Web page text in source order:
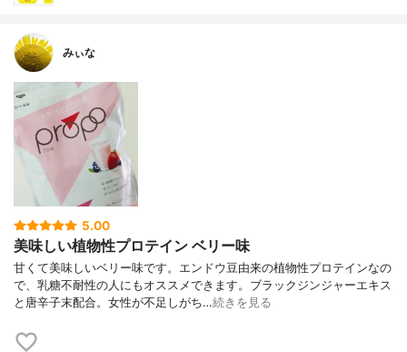
みぃな
5.00
美味しい植物性プロテイン ベリー味
甘くて美味しいベリー味です。エンドウ豆由来の植物性プロテインなの
で、乳糖不耐性の人にもオススメできます。ブラックジンジャーエキス
と唐辛子末配合。女性が不足しがち…続きを見る